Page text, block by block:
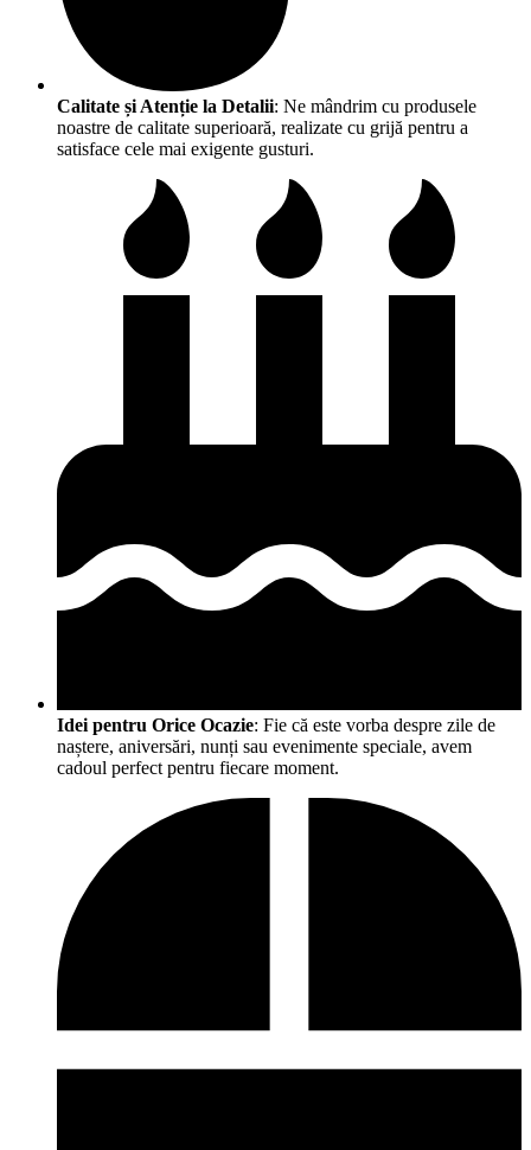
Calitate și Atenție la Detalii: Ne mândrim cu produsele
noastre de calitate superioară, realizate cu grijă pentru a
satisface cele mai exigente gusturi.
Idei pentru Orice Ocazie: Fie că este vorba despre zile de
naștere, aniversări, nunți sau evenimente speciale, avem
cadoul perfect pentru fiecare moment.